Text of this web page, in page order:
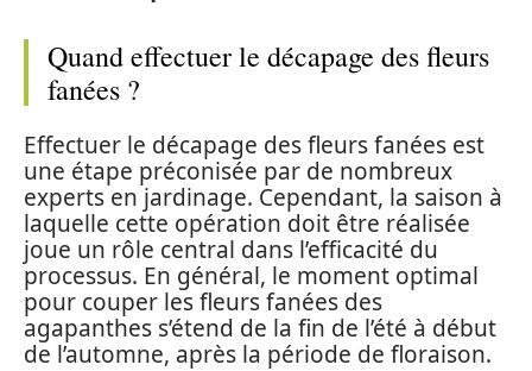
Quand effectuer le décapage des fleurs
fanées ?
Effectuer le décapage des fleurs fanées est
une étape préconisée par de nombreux
experts en jardinage. Cependant, la saison à
laquelle cette opération doit être réalisée
joue un rôle central dans l’efficacité du
processus. En général, le moment optimal
pour couper les fleurs fanées des
agapanthes s’étend de la fin de l’été à début
de l’automne, après la période de floraison.